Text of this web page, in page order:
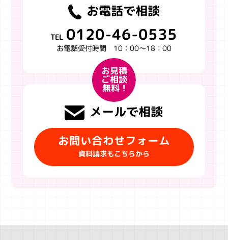
お見積
ご相談
無料 !
お電話で相談
TEL 0120-46-0535
お電話受付時間 10：00～18：00
メールで相談
お問い合わせフォーム
資料請求もこちらから